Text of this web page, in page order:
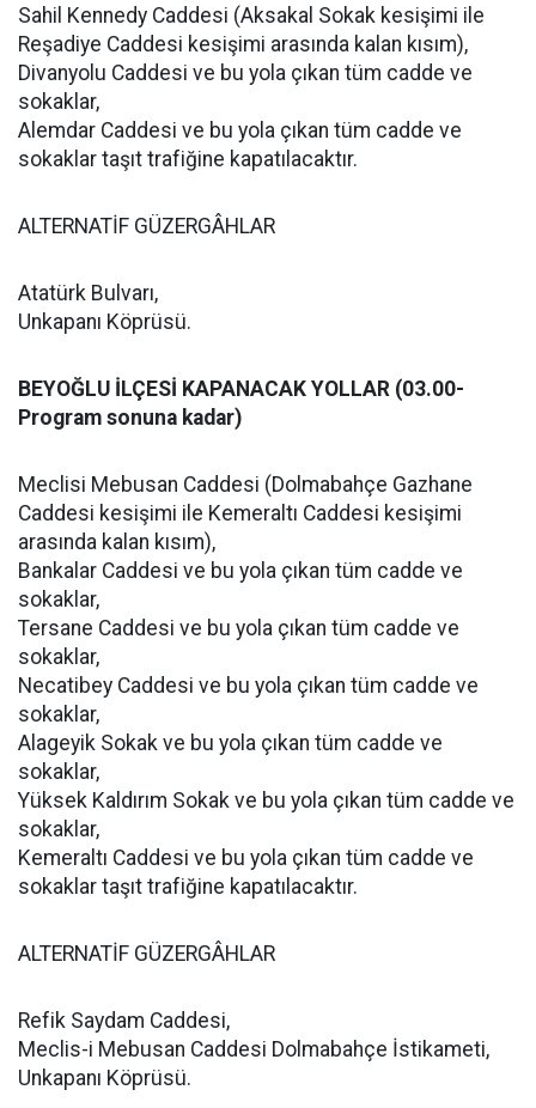
Sahil Kennedy Caddesi (Aksakal Sokak kesişimi ile
Reşadiye Caddesi kesişimi arasında kalan kısım),
Divanyolu Caddesi ve bu yola çıkan tüm cadde ve
sokaklar,
Alemdar Caddesi ve bu yola çıkan tüm cadde ve
sokaklar taşıt trafiğine kapatılacaktır.
ALTERNATİF GÜZERGÂHLAR
Atatürk Bulvarı,
Unkapanı Köprüsü.
BEYOĞLU İLÇESİ KAPANACAK YOLLAR (03.00-
Program sonuna kadar)
Meclisi Mebusan Caddesi (Dolmabahçe Gazhane
Caddesi kesişimi ile Kemeraltı Caddesi kesişimi
arasında kalan kısım),
Bankalar Caddesi ve bu yola çıkan tüm cadde ve
sokaklar,
Tersane Caddesi ve bu yola çıkan tüm cadde ve
sokaklar,
Necatibey Caddesi ve bu yola çıkan tüm cadde ve
sokaklar,
Alageyik Sokak ve bu yola çıkan tüm cadde ve
sokaklar,
Yüksek Kaldırım Sokak ve bu yola çıkan tüm cadde ve
sokaklar,
Kemeraltı Caddesi ve bu yola çıkan tüm cadde ve
sokaklar taşıt trafiğine kapatılacaktır.
ALTERNATİF GÜZERGÂHLAR
Refik Saydam Caddesi,
Meclis-i Mebusan Caddesi Dolmabahçe İstikameti,
Unkapanı Köprüsü.